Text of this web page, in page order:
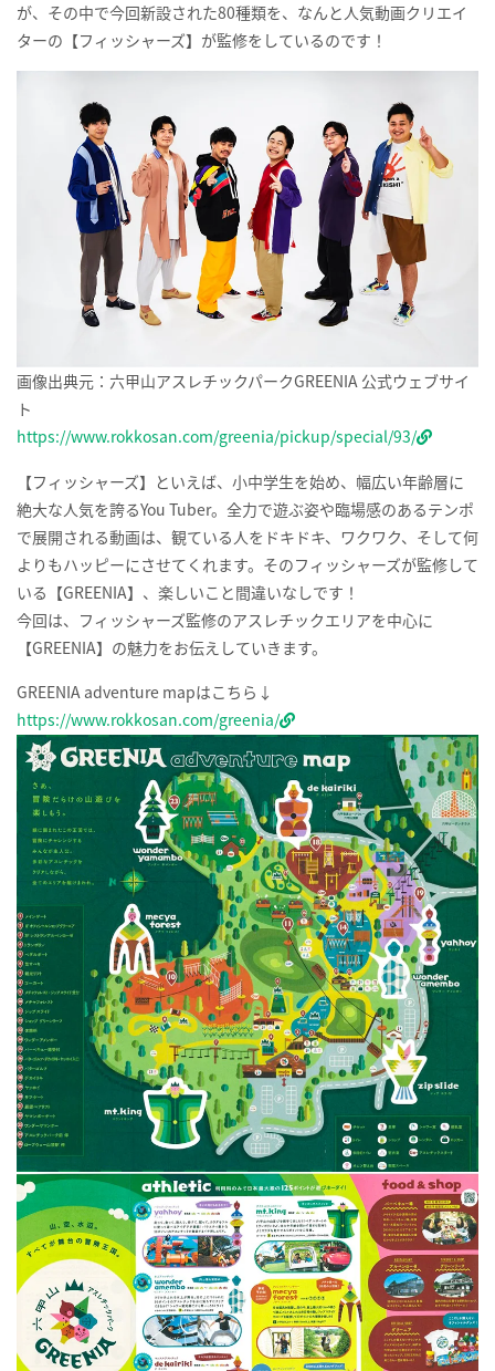
が、その中で今回新設された80種類を、なんと人気動画クリエイ
ターの【フィッシャーズ】が監修をしているのです！
画像出典元：六甲山アスレチックパークGREENIA 公式ウェブサイ
ト
https://www.rokkosan.com/greenia/pickup/special/93/
【フィッシャーズ】といえば、小中学生を始め、幅広い年齢層に
絶大な人気を誇るYou Tuber。全力で遊ぶ姿や臨場感のあるテンポ
で展開される動画は、観ている人をドキドキ、ワクワク、そして何
よりもハッピーにさせてくれます。そのフィッシャーズが監修して
いる【GREENIA】、楽しいこと間違いなしです！
今回は、フィッシャーズ監修のアスレチックエリアを中心に
【GREENIA】の魅力をお伝えしていきます。
GREENIA adventure mapはこちら↓
https://www.rokkosan.com/greenia/